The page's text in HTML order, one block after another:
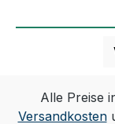
Alle Preise
Versandkosten